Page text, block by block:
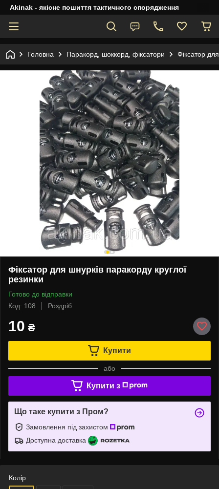
Akinak - якісне пошиття тактичного спорядження
Головна Паракорд, шоккорд, фіксатори Фіксатор
Фіксатор для шнурків паракорду круглої
резинки
Готово до відправки
Код: 108
Роздріб
10 ₴
Купити
або
Купити з
Що таке купити з Пром?
Замовлення під захистом
Доступна доставка
Колір